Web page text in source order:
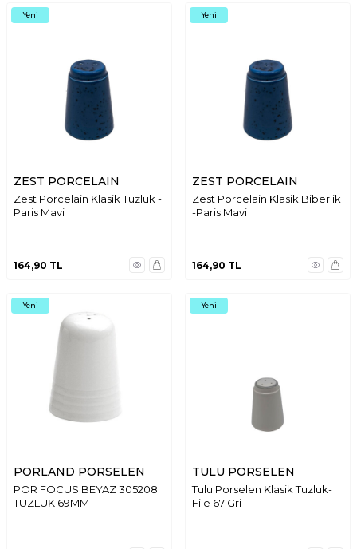
Yeni
ZEST PORCELAIN
Zest Porcelain Klasik Tuzluk -
Paris Mavi
164,90 TL
Yeni
ZEST PORCELAIN
Zest Porcelain Klasik Biberlik
-Paris Mavi
164,90 TL
Yeni
PORLAND PORSELEN
POR FOCUS BEYAZ 305208
TUZLUK 69MM
Yeni
TULU PORSELEN
Tulu Porselen Klasik Tuzluk-
File 67 Gri